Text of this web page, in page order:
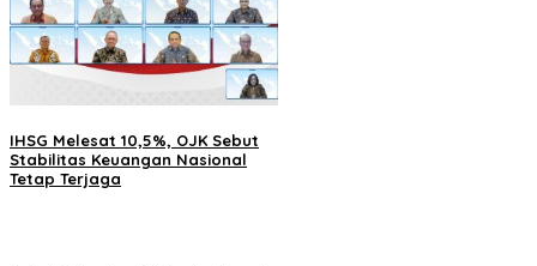
IHSG Melesat 10,5%, OJK Sebut
Stabilitas Keuangan Nasional
Tetap Terjaga